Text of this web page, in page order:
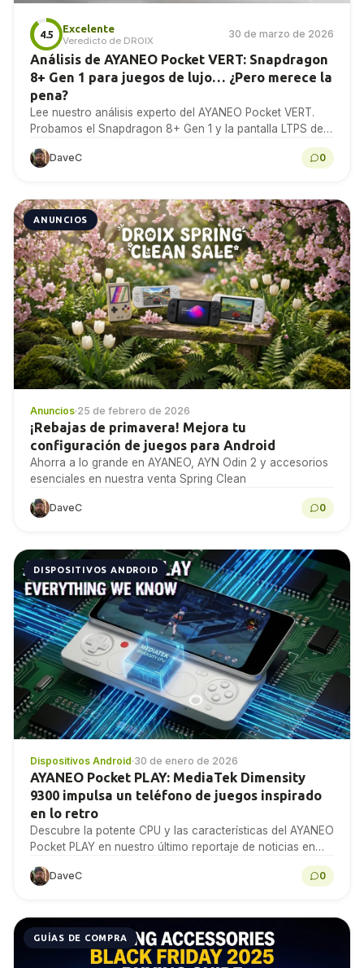
4.5
Excelente
Veredicto de DROIX
30 de marzo de 2026
Análisis de AYANEO Pocket VERT: Snapdragon
8+ Gen 1 para juegos de lujo… ¿Pero merece la
pena?
Lee nuestro análisis experto del AYANEO Pocket VERT.
Probamos el Snapdragon 8+ Gen 1 y la pantalla LTPS de
este dispositivo portátil para juegos...
DaveC 0
ANUNCIOS
Anuncios·25 de febrero de 2026
¡Rebajas de primavera! Mejora tu
configuración de juegos para Android
Ahorra a lo grande en AYANEO, AYN Odin 2 y accesorios
esenciales en nuestra venta Spring Clean
DaveC 0
DISPOSITIVOS ANDROID
Dispositivos Android·30 de enero de 2026
AYANEO Pocket PLAY: MediaTek Dimensity
9300 impulsa un teléfono de juegos inspirado
en lo retro
Descubre la potente CPU y las características del AYANEO
Pocket PLAY en nuestro último reportaje de noticias en
DaveC 0
GUÍAS DE COMPRA